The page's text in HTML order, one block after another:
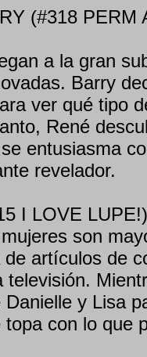
(#318 PERM
a la gran
Barry
ver qué tipo
René
entusiasma
revelador.
I LOVE LUPE!)
son
artículos de
televisión.
y Lisa
con lo que